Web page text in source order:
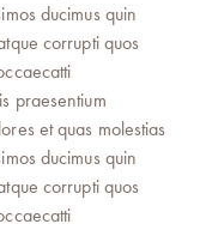
ducimus quin
corrupti quos
praesentium
et quas molestias
ducimus quin
corrupti quos